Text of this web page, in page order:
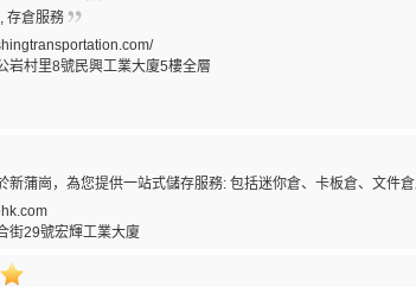
存倉服務
岩村里8號‎民興工業大廈5樓全層
新蒲崗，為您提供一站式儲存服務: 包括迷你倉、卡板倉、文件
街29號宏輝工業大廈